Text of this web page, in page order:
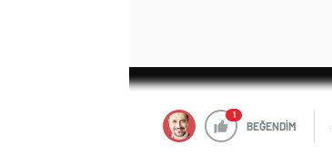
1
BEĞENDİM